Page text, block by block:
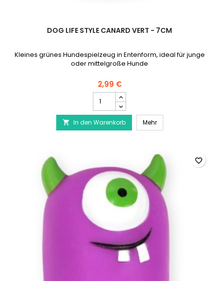
DOG LIFE STYLE CANARD VERT - 7CM
Kleines grünes Hundespielzeug in Entenform, ideal für junge
oder mittelgroße Hunde
2,99 €
LIFE
STYLE
Canard
Vert
Produktmengenfeld
 In den Warenkorb MehrDOG LIFE STYLE
favorite_border